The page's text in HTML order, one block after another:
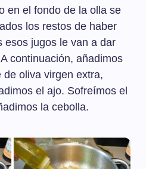
en el fondo de la olla se
los restos de haber
esos jugos le van a dar
continuación, añadimos
oliva virgen extra,
el ajo. Sofreímos el
la cebolla.